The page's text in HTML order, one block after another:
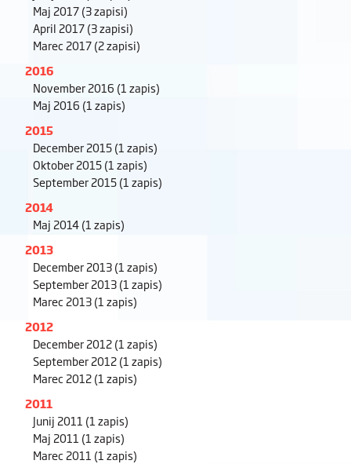
Maj 2017(3 zapisi)
April 2017(3 zapisi)
Marec 2017(2 zapisi)
2016
November 2016 (1 zapis)
Maj 2016 (1 zapis)
2015
December 2015(1 zapis)
Oktober 2015(1 zapis)
September 2015(1 zapis)
2014
Maj 2014(1 zapis)
2013
December 2013(1 zapis)
September 2013(1 zapis)
Marec 2013(1 zapis)
2012
December 2012(1 zapis)
September 2012(1 zapis)
Marec 2012(1 zapis)
2011
Junij 2011 (1 zapis)
Maj 2011 (1 zapis)
Marec 2011 (1 zapis)